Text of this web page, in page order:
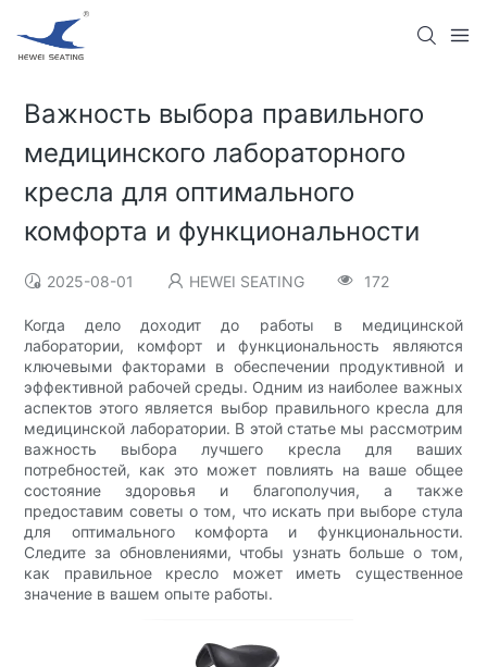
Важность выбора правильного
медицинского лабораторного
кресла для оптимального
комфорта и функциональности
2025-08-01 HEWEI SEATING 172
Когда дело доходит до работы в медицинской
лаборатории, комфорт и функциональность являются
ключевыми факторами в обеспечении продуктивной и
эффективной рабочей среды. Одним из наиболее важных
аспектов этого является выбор правильного кресла для
медицинской лаборатории. В этой статье мы рассмотрим
важность выбора лучшего кресла для ваших
потребностей, как это может повлиять на ваше общее
состояние здоровья и благополучия, а также
предоставим советы о том, что искать при выборе стула
для оптимального комфорта и функциональности.
Следите за обновлениями, чтобы узнать больше о том,
как правильное кресло может иметь существенное
значение в вашем опыте работы.